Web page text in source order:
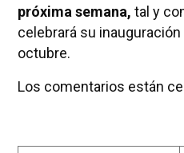
próxima semana, tal y
celebrará su
octubre.
Los comentarios están